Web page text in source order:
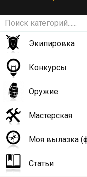
Экипировка
Конкурсы
Оружие
Мастерская
Моя вылазка
Статьи